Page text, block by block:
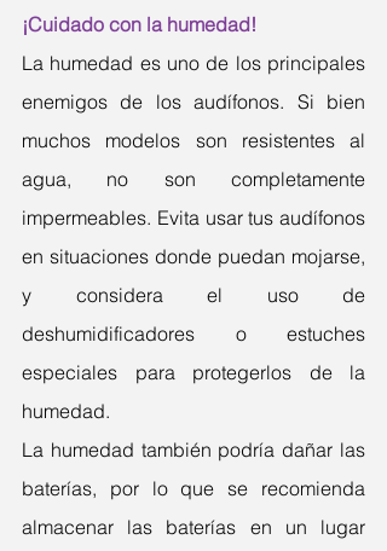
¡Cuidado con la humedad!
La humedad es uno de los principales
enemigos de los audífonos. Si bien
muchos modelos son resistentes al
agua, no son completamente
impermeables. Evita usar tus audífonos
en situaciones donde puedan mojarse,
y considera el uso de
deshumidificadores o estuches
especiales para protegerlos de la
humedad.
La humedad también podría dañar las
baterías, por lo que se recomienda
almacenar las baterías en un lugar